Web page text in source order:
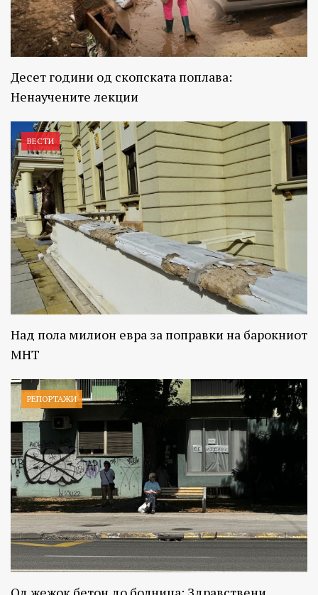
Десет години од скопската поплава:
Ненаучените лекции
ВЕСТИ
Над пола милион евра за поправки на барокниот
МНТ
РЕПОРТАЖИ